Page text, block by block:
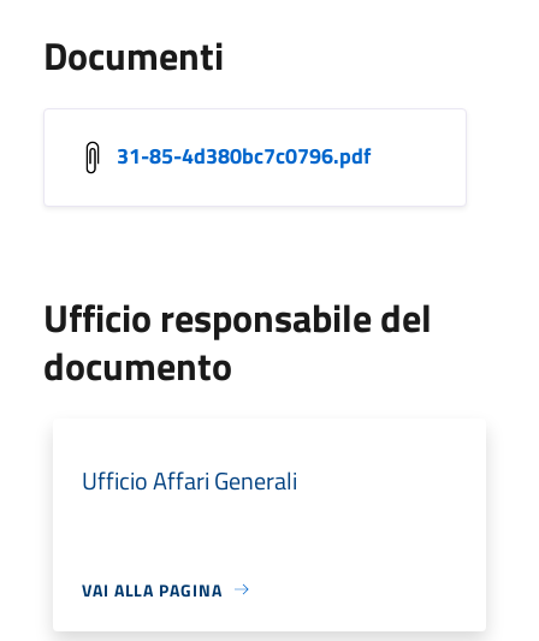
Documenti
31-85-4d380bc7c0796.pdf
Ufficio responsabile del
documento
Ufficio Affari Generali
VAI ALLA PAGINA